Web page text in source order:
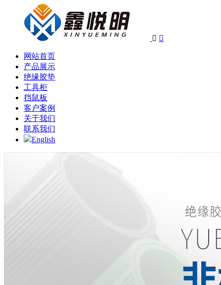
 
网站首页
产品展示
绝缘胶垫
工具柜
挡鼠板
客户案例
关于我们
联系我们
English